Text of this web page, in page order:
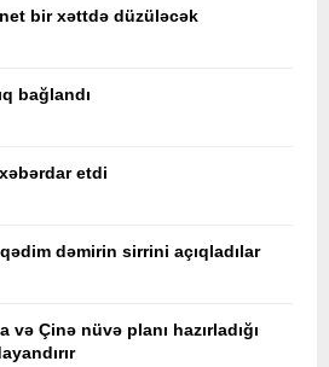
bir xəttdə düzüləcək
bağlandı
etdi
dəmirin sirrini açıqladılar
Çinə nüvə planı hazırladığı